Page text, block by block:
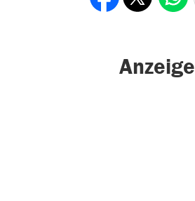
Anzeige